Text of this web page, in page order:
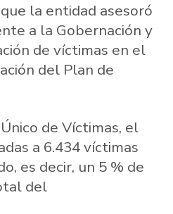
la entidad asesoró
a la Gobernación y
de víctimas en el
del Plan de
de Víctimas, el
a 6.434 víctimas
es decir, un 5 % de
del